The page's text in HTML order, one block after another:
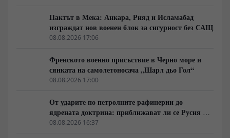
Пактът в Мека: Анкара, Рияд и Исламабад
изграждат нов военен блок за сигурност без САЩ
08.08.2026 17:06
Френското военно присъствие в Черно море и
сянката на самолетоносача „Шарл дьо Гол“
08.08.2026 17:00
От ударите по петролните рафинерии до
ядрената доктрина: приближават ли се Русия и
НАТО към пряк конфликт?
08.08.2026 16:37